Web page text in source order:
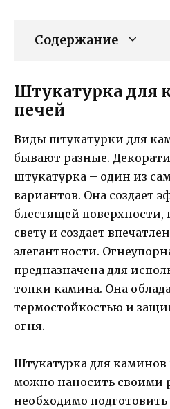
Содержание
Штукатурка для
печей
Виды штукатурки для
бывают разные.
штукатурка – один из
вариантов. Она создает
блестящей поверхности,
свету и создает
элегантности.
предназначена для
топки камина. Она
термостойкостью и
огня.
Штукатурка для каминов
можно наносить своими
необходимо подготовить